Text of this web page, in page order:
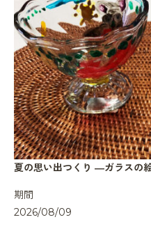
夏の思い出つくり ―ガラスの
期間
2026/08/09